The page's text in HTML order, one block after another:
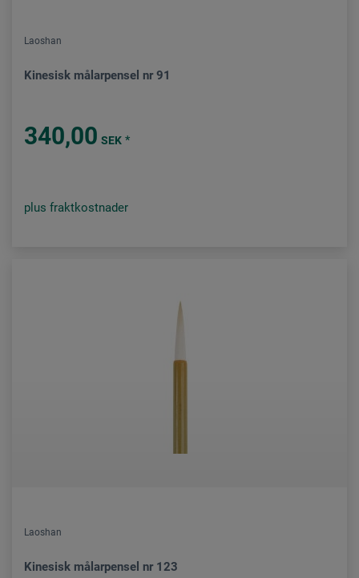
Laoshan
Kinesisk målarpensel nr 91
340,00 SEK *
plus fraktkostnader
Laoshan
Kinesisk målarpensel nr 123